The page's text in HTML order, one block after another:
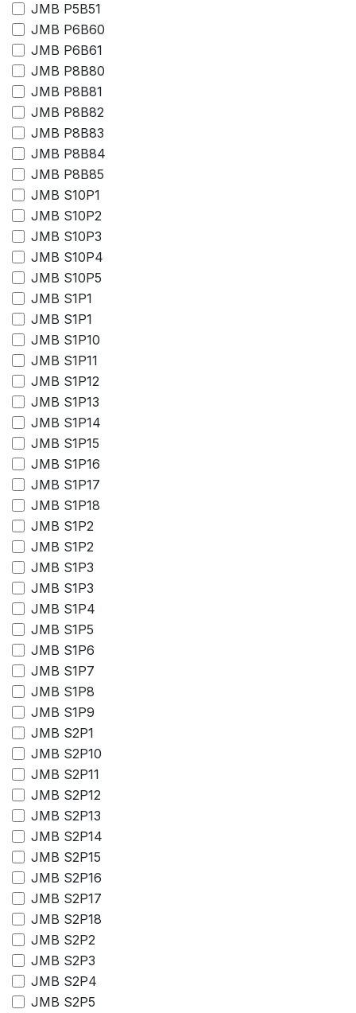
JMB P5B51
JMB P6B60
JMB P6B61
JMB P8B80
JMB P8B81
JMB P8B82
JMB P8B83
JMB P8B84
JMB P8B85
JMB S10P1
JMB S10P2
JMB S10P3
JMB S10P4
JMB S10P5
JMB S1P1
JMB S1P1
JMB S1P10
JMB S1P11
JMB S1P12
JMB S1P13
JMB S1P14
JMB S1P15
JMB S1P16
JMB S1P17
JMB S1P18
JMB S1P2
JMB S1P2
JMB S1P3
JMB S1P3
JMB S1P4
JMB S1P5
JMB S1P6
JMB S1P7
JMB S1P8
JMB S1P9
JMB S2P1
JMB S2P10
JMB S2P11
JMB S2P12
JMB S2P13
JMB S2P14
JMB S2P15
JMB S2P16
JMB S2P17
JMB S2P18
JMB S2P2
JMB S2P3
JMB S2P4
JMB S2P5